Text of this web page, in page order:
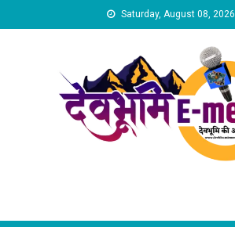
to
Saturday, August 08, 2026